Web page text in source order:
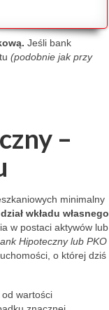
Jeśli bank
(podobnie jak przy
–
minimalny
wkładu własnego
w postaci aktywów lub
Hipoteczny lub PKO
o której dziś
od wartości